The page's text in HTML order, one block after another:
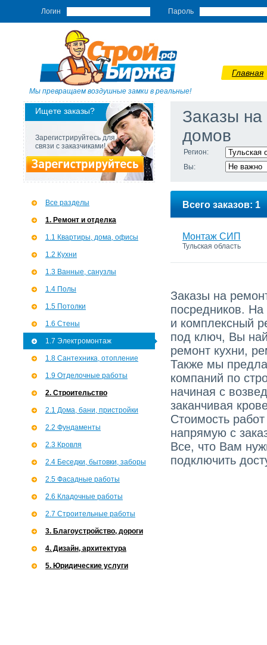
Логин Пароль
Мы превращаем воздушные замки в реальные!
Главная
Ищете заказы?
Зарегистрируйтесь для
связи с заказчиками!
Все разделы
1. Ремонт и отделка
1.1 Квартиры, дома, офисы
1.2 Кухни
1.3 Ванные, санузлы
1.4 Полы
1.5 Потолки
1.6 Стены
1.7 Э­лектромонтаж
1.8 Сантехника, отопление
1.9 Отделочные работы
2. Строительство
2.1 Дома, бани, пристройки
2.2 Фундаменты
2.3 Кровля
2.4 Беседки, бытовки, заборы
2.5 Фасадные работы
2.6 Кладочные работы
2.7 Строительные работы
3. Благоустройство, дороги
4. Дизайн, архитектура
5. Юридические услуги
Заказы на
домов
Регион:
Вы:
Всего заказов: 1
Монтаж СИП
Тульская область
Заказы на
посредников.
и комплексный
под ключ, Вы
ремонт кухни,
Также мы
компаний по
начиная с
заканчивая
Стоимость
напрямую с
Все, что Вам
подключить